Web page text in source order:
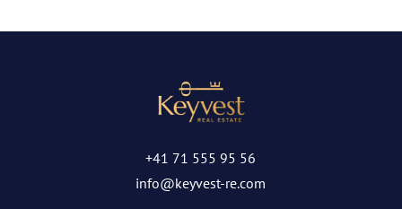
+41 71 555 95 56
info@keyvest-re.com